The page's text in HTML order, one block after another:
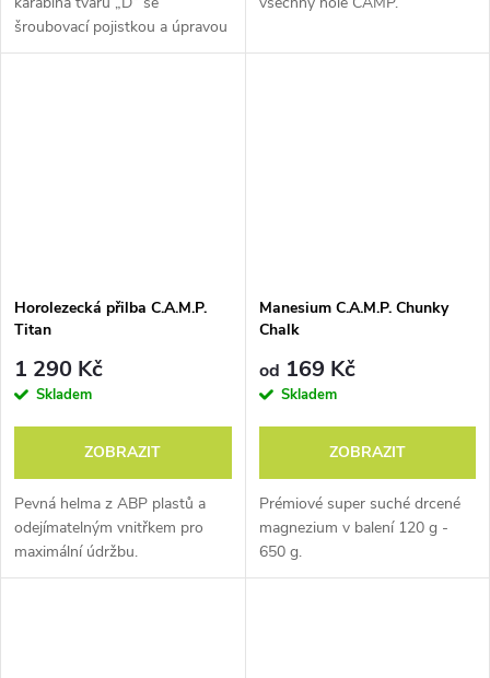
Za posledních sto let navštívili kovářské dílny Codegových
osobnosti jako
Riccardo Cassin, Yvon Chouinard nebo Greg
Lowe.Přicházeli tam nahoru do hor se svými nápady, protože
jedině v Premaně dokázali jejich
myšlenky proměnit v reálné
produkty, které se pak mohly objevit v rukách desítek tisíc
horolezců. I díky těmto jménům byl C.A.M.P. tolikrát první.
šroubovací pojistkou a úpravou
SphereLock.
Horolezecká přilba C.A.M.P.
Titan
1 290 Kč
Skladem
ZOBRAZIT
Pevná helma z ABP plastů a
odejímatelným vnitřkem pro
maximální údržbu.
Manesium C.A.M.P. Chunky
Chalk
od 169 Kč
Skladem
ZOBRAZIT
Prémiové super suché drcené
magnezium v balení 120 g -
650 g.